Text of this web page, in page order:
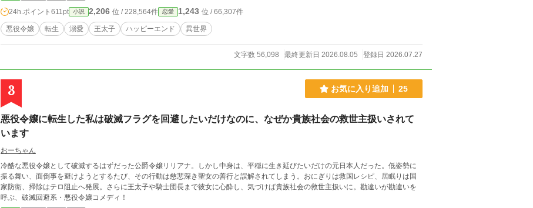
24h.ポイント 611pt 小説 2,206 位 / 228,564件 恋愛 1,243 位 / 66,307件
悪役令嬢 転生 溺愛 王太子 ハッピーエンド 異世界
文字数 56,098 最終更新日 2026.08.05 登録日 2026.07.27
3 お気に入り追加 25
悪役令嬢に転生した私は破滅フラグを回避したいだけなのに、なぜか貴族社会の救世主扱いされて
います
おーちゃん
冷酷な悪役令嬢として破滅するはずだった公爵令嬢リリアナ。しかし中身は、平穏に生き延びたいだけの元日本人だった。低姿勢に
振る舞い、面倒事を避けようとするたび、その行動は慈悲深き聖女の善行と誤解されてしまう。おにぎりは救国レシピ、居眠りは国
家防衛、掃除はテロ阻止へ発展。さらに王太子や騎士団長まで彼女に心酔し、気づけば貴族社会の救世主扱いに。勘違いが勘違いを
呼ぶ、破滅回避系・悪役令嬢コメディ！